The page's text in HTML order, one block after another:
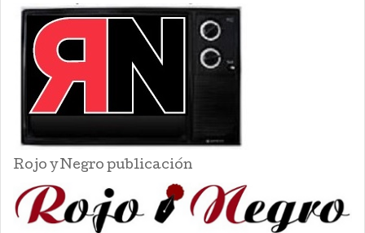
Rojo y Negro publicación